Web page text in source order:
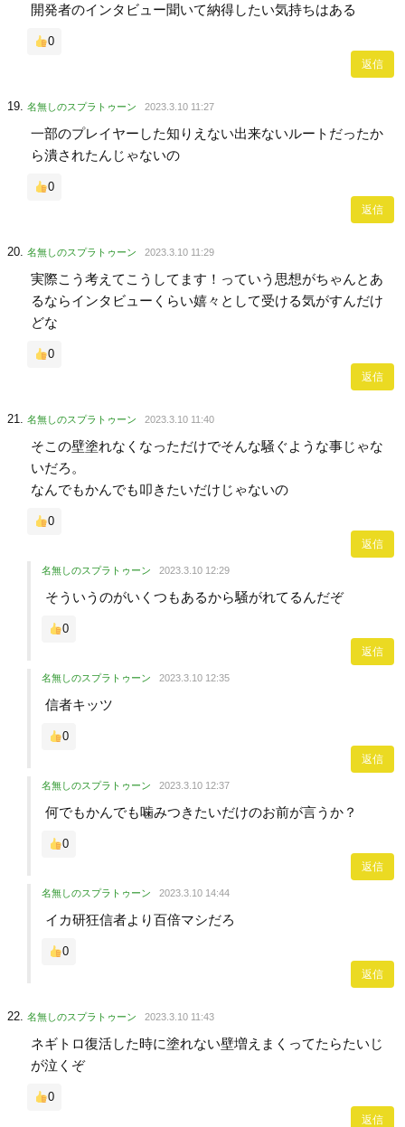
開発者のインタビュー聞いて納得したい気持ちはある
0
返信
名無しのスプラトゥーン 2023.3.10 11:27
一部のプレイヤーした知りえない出来ないルートだったか
ら潰されたんじゃないの
0
返信
名無しのスプラトゥーン 2023.3.10 11:29
実際こう考えてこうしてます！っていう思想がちゃんとあ
るならインタビューくらい嬉々として受ける気がすんだけ
どな
0
返信
名無しのスプラトゥーン 2023.3.10 11:40
そこの壁塗れなくなっただけでそんな騒ぐような事じゃな
いだろ。
なんでもかんでも叩きたいだけじゃないの
0
返信
名無しのスプラトゥーン 2023.3.10 12:29
そういうのがいくつもあるから騒がれてるんだぞ
0
返信
名無しのスプラトゥーン 2023.3.10 12:35
信者キッツ
0
返信
名無しのスプラトゥーン 2023.3.10 12:37
何でもかんでも噛みつきたいだけのお前が言うか？
0
返信
名無しのスプラトゥーン 2023.3.10 14:44
イカ研狂信者より百倍マシだろ
0
返信
名無しのスプラトゥーン 2023.3.10 11:43
ネギトロ復活した時に塗れない壁増えまくってたらたいじ
が泣くぞ
0
返信